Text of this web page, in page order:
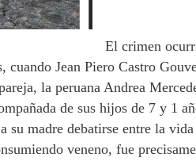
El crimen
Jean Piero Castro
la peruana Andrea
de sus hijos de 7 y 1
su madre debatirse entre la
veneno, fue